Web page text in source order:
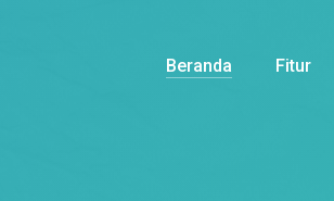
Beranda Fitur